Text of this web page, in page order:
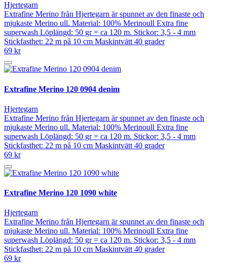
Hjertegarn
Extrafine Merino från Hjertegarn är spunnet av den finaste och
mjukaste Merino ull. Material: 100% Merinoull Extra fine
superwash Löplängd: 50 gr = ca 120 m. Stickor: 3,5 - 4 mm
Stickfasthet: 22 m på 10 cm Maskintvätt 40 grader
69 kr
Extrafine Merino 120 0904 denim
Hjertegarn
Extrafine Merino från Hjertegarn är spunnet av den finaste och
mjukaste Merino ull. Material: 100% Merinoull Extra fine
superwash Löplängd: 50 gr = ca 120 m. Stickor: 3,5 - 4 mm
Stickfasthet: 22 m på 10 cm Maskintvätt 40 grader
69 kr
Extrafine Merino 120 1090 white
Hjertegarn
Extrafine Merino från Hjertegarn är spunnet av den finaste och
mjukaste Merino ull. Material: 100% Merinoull Extra fine
superwash Löplängd: 50 gr = ca 120 m. Stickor: 3,5 - 4 mm
Stickfasthet: 22 m på 10 cm Maskintvätt 40 grader
69 kr